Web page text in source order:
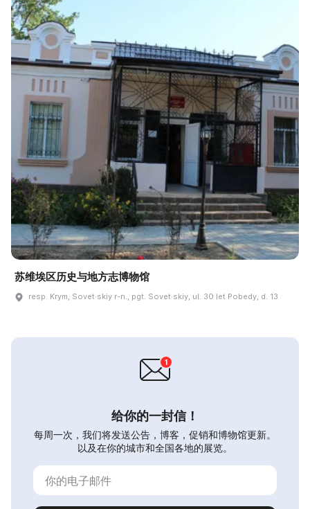
苏维埃区历史与地方志博物馆
resp. Krym, Sovet·skiy r-n., pgt. Sovet·skiy, ul. 30 let Pobedy, d. 13
给你的一封信！
每周一次，我们将发送公告，博客，促销和博物馆更新。
以及在你的城市和全国各地的展览。